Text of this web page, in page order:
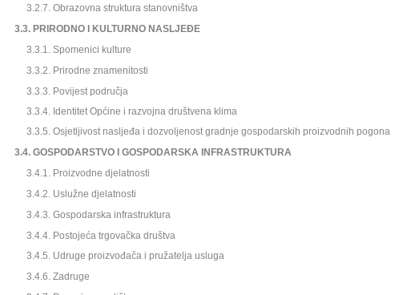
3.2.7. Obrazovna struktura stanovništva
3.3. PRIRODNO I KULTURNO NASLJEĐE
3.3.1. Spomenici kulture
3.3.2. Prirodne znamenitosti
3.3.3. Povijest područja
3.3.4. Identitet Općine i razvojna društvena klima
3.3.5. Osjetljivost nasljeđa i dozvoljenost gradnje gospodarskih proizvodnih pogona
3.4. GOSPODARSTVO I GOSPODARSKA INFRASTRUKTURA
3.4.1. Proizvodne djelatnosti
3.4.2. Uslužne djelatnosti
3.4.3. Gospodarska infrastruktura
3.4.4. Postojeća trgovačka društva
3.4.5. Udruge proizvođača i pružatelja usluga
3.4.6. Zadruge